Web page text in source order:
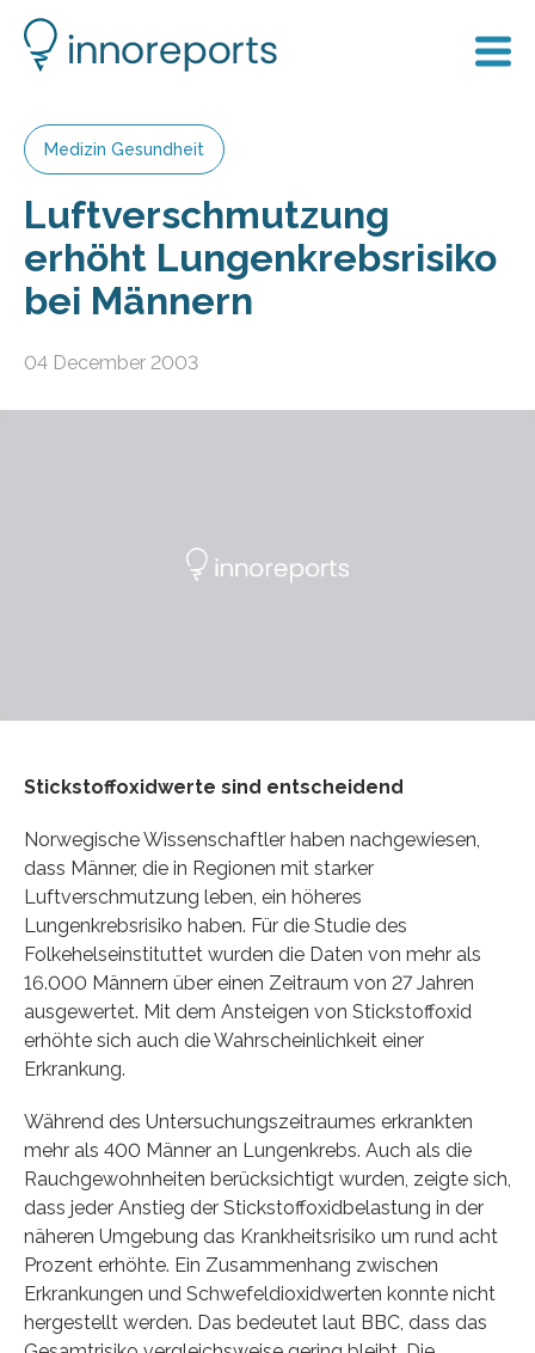
Medizin Gesundheit
Luftverschmutzung
erhöht Lungenkrebsrisiko
bei Männern
04 December 2003
Stickstoffoxidwerte sind entscheidend
Norwegische Wissenschaftler haben nachgewiesen,
dass Männer, die in Regionen mit starker
Luftverschmutzung leben, ein höheres
Lungenkrebsrisiko haben. Für die Studie des
Folkehelseinstituttet wurden die Daten von mehr als
16.000 Männern über einen Zeitraum von 27 Jahren
ausgewertet. Mit dem Ansteigen von Stickstoffoxid
erhöhte sich auch die Wahrscheinlichkeit einer
Erkrankung.
Während des Untersuchungszeitraumes erkrankten
mehr als 400 Männer an Lungenkrebs. Auch als die
Rauchgewohnheiten berücksichtigt wurden, zeigte sich,
dass jeder Anstieg der Stickstoffoxidbelastung in der
näheren Umgebung das Krankheitsrisiko um rund acht
Prozent erhöhte. Ein Zusammenhang zwischen
Erkrankungen und Schwefeldioxidwerten konnte nicht
hergestellt werden. Das bedeutet laut BBC, dass das